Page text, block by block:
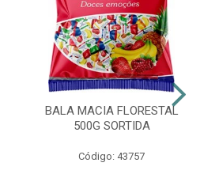
BALA MACIA FLORESTAL
500G SORTIDA
Código: 43757